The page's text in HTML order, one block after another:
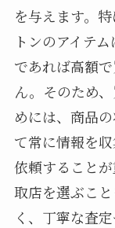
を与えます。
トンのアイテ
であれば高額
ん。そのため
めには、商品
て常に情報を
依頼すること
取店を選ぶこ
く、丁寧な査